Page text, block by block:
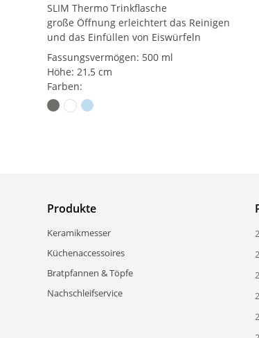
SLIM Thermo Trinkflasche
große Öffnung erleichtert das Reinigen
und das Einfüllen von Eiswürfeln
Fassungsvermögen: 500 ml
Höhe: 21,5 cm
Farben:
Produkte
Keramikmesser
Küchenaccessoires
Bratpfannen & Töpfe
Nachschleifservice